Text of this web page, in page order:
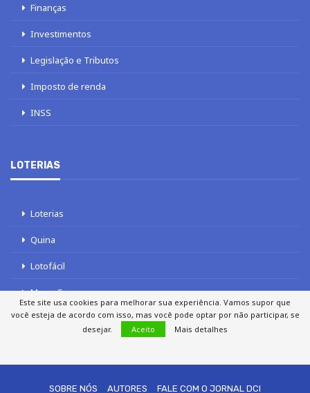
Finanças
Investimentos
Legislação e Tributos
Imposto de renda
INSS
LOTERIAS
Loterias
Quina
Lotofácil
Mega-Sena
Tele sena
SOBRE NÓS AUTORES FALE COM O JORNAL DCI
Este site usa cookies para melhorar sua experiência. Vamos supor que
você esteja de acordo com isso, mas você pode optar por não participar, se
desejar.
Aceito Mais detalhes